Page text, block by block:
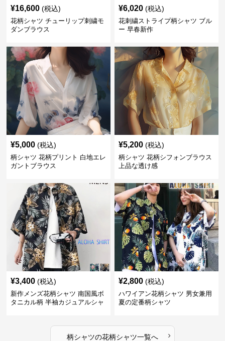
¥16,600 (税込)
花柄シャツ チューリップ刺繍モ
ダンブラウス
¥6,020 (税込)
花刺繍ストライプ柄シャツ ブル
ー 早春新作
¥5,000 (税込)
柄シャツ 花柄プリント 白地エレ
ガントブラウス
¥5,200 (税込)
柄シャツ 花柄シフォンブラウス
上品な透け感
¥3,400 (税込)
新作メンズ花柄シャツ 南国風ボ
タニカル柄 半袖カジュアルシャ
¥2,800 (税込)
ハワイアン花柄シャツ 男女兼用
夏の定番柄シャツ
柄シャツの花柄シャツ一覧へ ›